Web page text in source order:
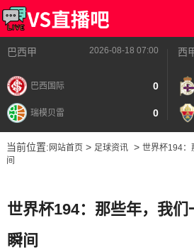
巴西甲 2026-08-18 07:00
巴西国际 0
瑞模贝雷 0
西
当前位置: 网站首页> 足球资讯> 世界杯194：
间
世界杯194：那些年，我
瞬间